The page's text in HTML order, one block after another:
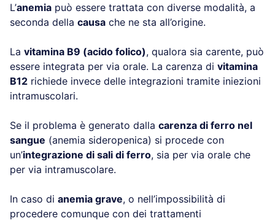
L’anemia può essere trattata con diverse modalità, a
seconda della causa che ne sta all’origine.
La vitamina B9 (acido folico), qualora sia carente, può
essere integrata per via orale. La carenza di vitamina
B12 richiede invece delle integrazioni tramite iniezioni
intramuscolari.
Se il problema è generato dalla carenza di ferro nel
sangue (anemia sideropenica) si procede con
un’integrazione di sali di ferro, sia per via orale che
per via intramuscolare.
In caso di anemia grave, o nell’impossibilità di
procedere comunque con dei trattamenti